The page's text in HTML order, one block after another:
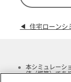
◀ 住宅ローンシ
本シミュレーシ
値（概算）であ